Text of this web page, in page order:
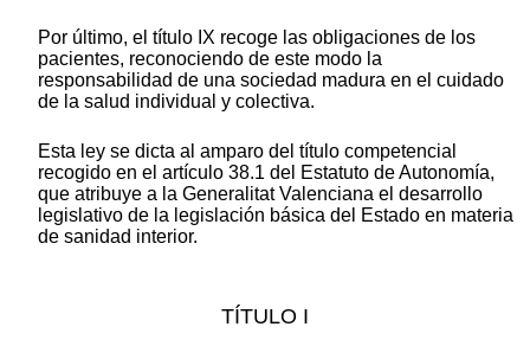
Por último, el título IX recoge las obligaciones de los
pacientes, reconociendo de este modo la
responsabilidad de una sociedad madura en el cuidado
de la salud individual y colectiva.
Esta ley se dicta al amparo del título competencial
recogido en el artículo 38.1 del Estatuto de Autonomía,
que atribuye a la Generalitat Valenciana el desarrollo
legislativo de la legislación básica del Estado en materia
de sanidad interior.
TÍTULO I